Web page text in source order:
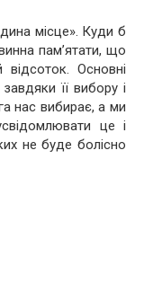
місце». Куди б
пам’ятати, що
Основні
її вибору і
нас вибирає, а ми
це і
не буде болісно